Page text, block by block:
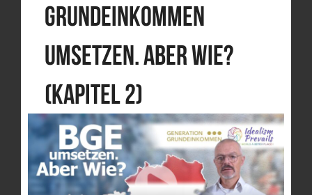
Grundeinkommen
umsetzen. Aber wie?
(Kapitel 2)